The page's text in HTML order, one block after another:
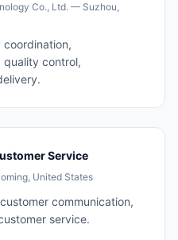
Co., Ltd. — Suzhou,
coordination,
quality control,
Service
United States
communication,
service.